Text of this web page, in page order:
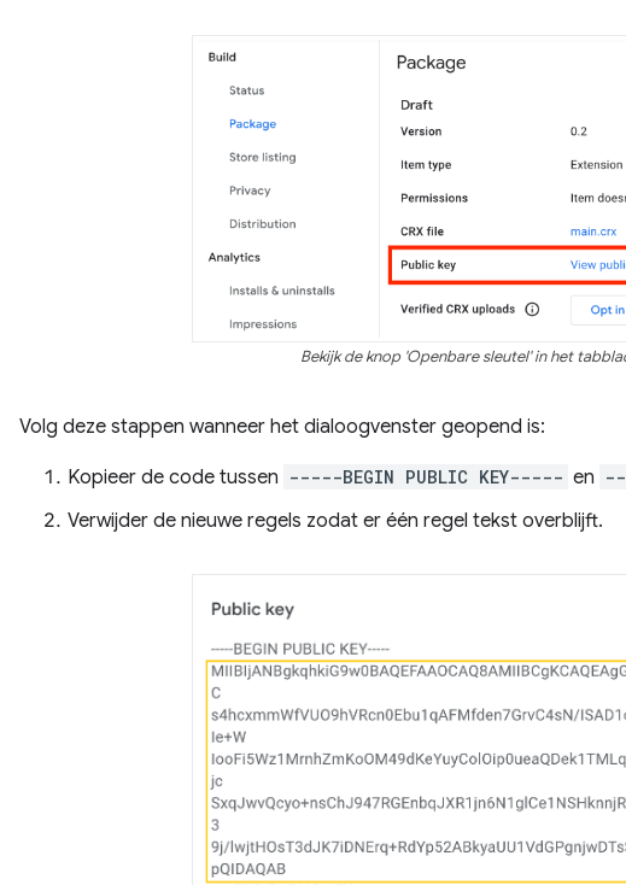
Bekijk de knop 'Openbare sleutel' in het
Volg deze stappen wanneer het dialoogvenster geopend is:
Kopieer de code tussen -----BEGIN PUBLIC KEY----- en
Verwijder de nieuwe regels zodat er één regel tekst overblijft.